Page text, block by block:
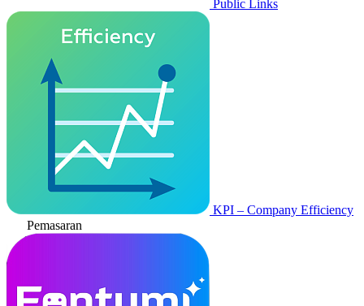
Public Links
KPI – Company Efficiency
Pemasaran